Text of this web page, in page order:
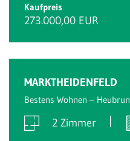
Kaufpreis
273.000,00 EUR
MARKTHEIDENFELD
Bestens Wohnen –
2 Zimmer